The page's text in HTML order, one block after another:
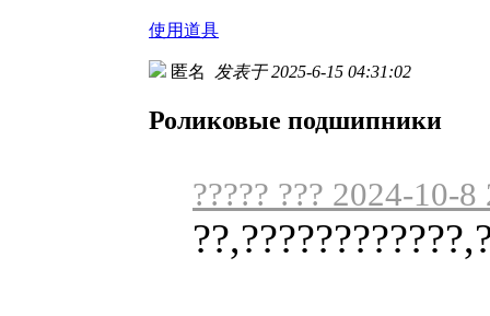
使用道具
匿名 发表于 2025-6-15 04:31:02
Роликовые подшипники
????? ??? 2024-10-